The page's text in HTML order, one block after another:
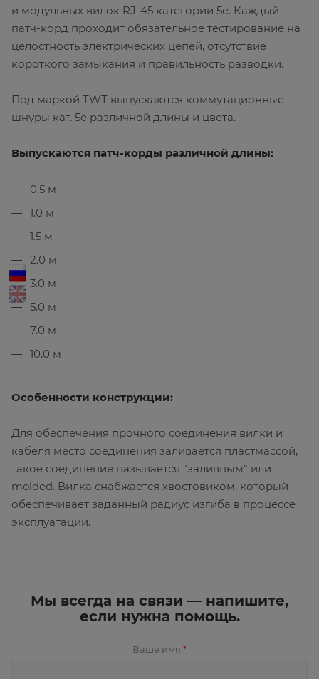
и модульных вилок RJ-45 категории 5е. Каждый
патч-корд проходит обязательное тестирование на
целостность электрических цепей, отсутствие
короткого замыкания и правильность разводки.
Под маркой TWT выпускаются коммутационные
шнуры кат. 5е различной длины и цвета.
Выпускаются патч-корды различной длины:
0.5 м
1.0 м
1.5 м
2.0 м
3.0 м
5.0 м
7.0 м
10.0 м
Особенности конструкции:
Для обеспечения прочного соединения вилки и
кабеля место соединения заливается пластмассой,
такое соединение называется "заливным" или
molded. Вилка снабжается хвостовиком, который
обеспечивает заданный радиус изгиба в процессе
эксплуатации.
Мы всегда на связи — напишите,
если нужна помощь.
Ваше имя *